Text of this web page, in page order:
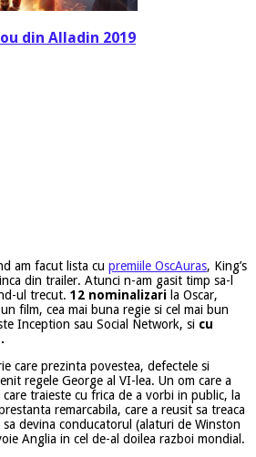
din Alladin 2019
am facut lista cu premiile OscAuras, King’s
din trailer. Atunci n-am gasit timp sa-l
ul trecut. 12 nominalizari la Oscar,
film, cea mai buna regie si cel mai bun
Inception sau Social Network, si cu
care prezinta povestea, defectele si
regele George al VI-lea. Un om care a
traieste cu frica de a vorbi in public, la
remarcabila, care a reusit sa treaca
devina conducatorul (alaturi de Winston
Anglia in cel de-al doilea razboi mondial.